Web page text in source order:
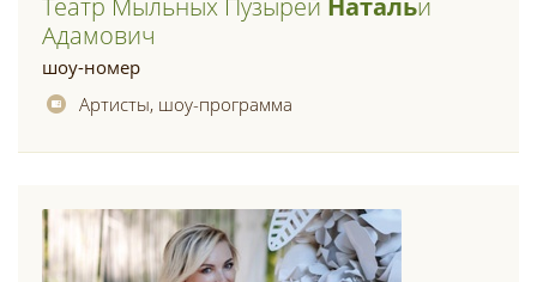
Театр Мыльных Пузырей НатальИ
Адамович
шоу-номер
Артисты, шоу-программа